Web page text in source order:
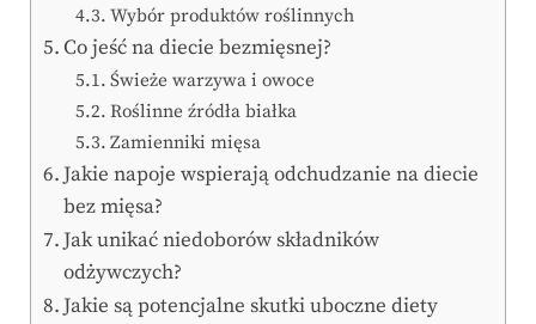
Wybór produktów roślinnych
Co jeść na diecie bezmięsnej?
Świeże warzywa i owoce
Roślinne źródła białka
Zamienniki mięsa
Jakie napoje wspierają odchudzanie na diecie
bez mięsa?
Jak unikać niedoborów składników
odżywczych?
Jakie są potencjalne skutki uboczne diety